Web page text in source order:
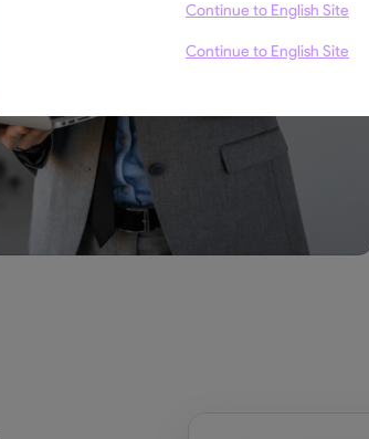
Continue to English Site
Continue to English Site